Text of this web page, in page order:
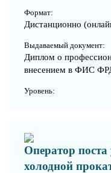
Формат:
Дистанционно
Выдаваемый документ:
Диплом о
внесением в ФИС
Уровень:
Оператор поста
холодной